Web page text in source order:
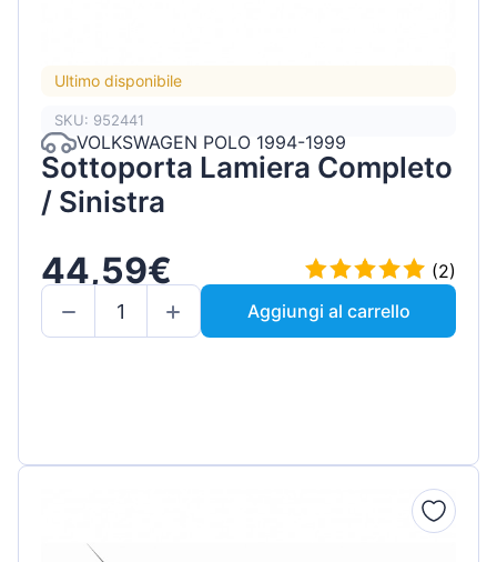
Ultimo disponibile
SKU: 952441
VOLKSWAGEN POLO 1994-1999
Sottoporta Lamiera Completo
/ Sinistra
44,59€
(2)
Aggiungi al carrello